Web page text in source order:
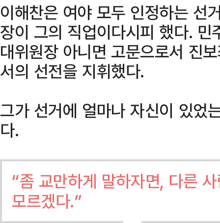
이해찬은 여야 모두 인정하는 선
장이 그의 직업이다시피 했다.
대위원장 아니면 고문으로서 진
서의 선전을 지휘했다.
그가 선거에 얼마나 자신이 있었
다.
“좀 교만하게 말하자면, 다른
모르겠다.”